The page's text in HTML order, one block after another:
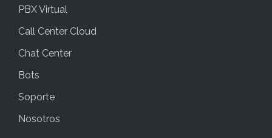
PBX Virtual
Call Center Cloud
Chat Center
Bots
Soporte
Nosotros